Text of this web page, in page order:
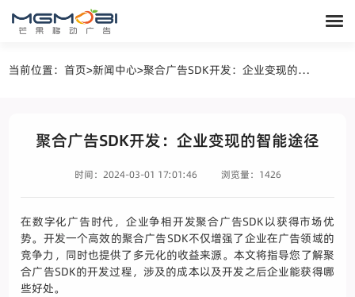
当前位置：首页>新闻中心> 聚合广告SDK开发：企业变现的智能途径
聚合广告SDK开发：企业变现的智能途径
时间：2024-03-01 17:01:46 浏览量：1426
在数字化广告时代，企业争相开发聚合广告SDK以获得市场优
势。开发一个高效的聚合广告SDK不仅增强了企业在广告领域的
竞争力，同时也提供了多元化的收益来源。本文将指导您了解聚
合广告SDK的开发过程，涉及的成本以及开发之后企业能获得哪
些好处。